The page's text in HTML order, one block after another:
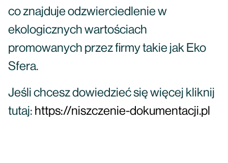
co znajduje odzwierciedlenie w
ekologicznych wartościach
promowanych przez firmy takie jak Eko
Sfera.
Jeśli chcesz dowiedzieć się więcej kliknij
tutaj: https://niszczenie-dokumentacji.pl